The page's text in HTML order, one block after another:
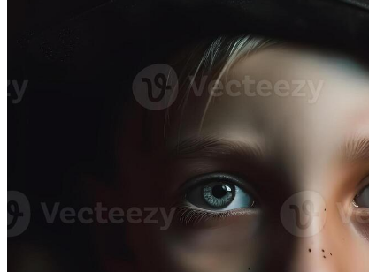
Motion graphics
Images Éditoriales